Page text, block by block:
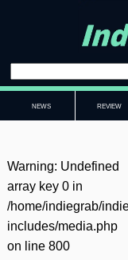
NEWS REVIEW
Warning: Undefined
array key 0 in
/home/indiegrab/
includes/media.php
on line 800